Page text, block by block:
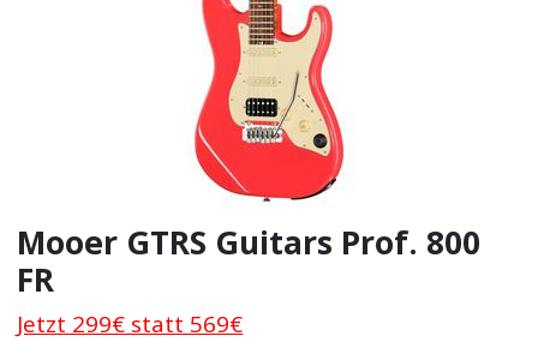
Mooer GTRS Guitars Prof. 800
FR
Jetzt 299€ statt 569€